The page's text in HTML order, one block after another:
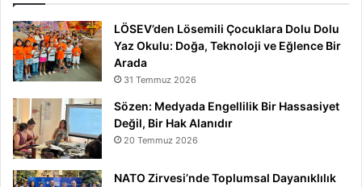
LÖSEV’den Lösemili Çocuklara Dolu Dolu
Yaz Okulu: Doğa, Teknoloji ve Eğlence Bir
Arada
31 Temmuz 2026
Sözen: Medyada Engellilik Bir Hassasiyet
Değil, Bir Hak Alanıdır
20 Temmuz 2026
NATO Zirvesi’nde Toplumsal Dayanıklılık